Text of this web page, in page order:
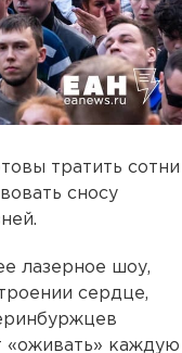
тратить сотни
сносу
лазерное шоу,
сердце,
«оживать» каждую